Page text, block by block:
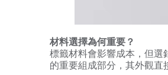
材料選擇為何重要？
標籤材料會影響成本，但選
的重要組成部分，其外觀直